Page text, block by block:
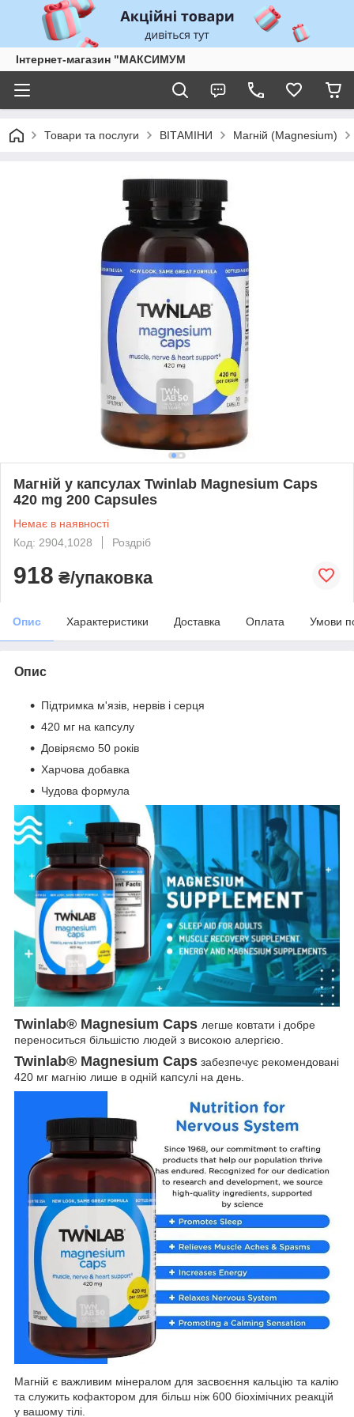
Інтернет-магазин "МАКСИМУМ
Товари та послуги ВІТАМІНИ Магній (Magnesium)
Магній у капсулах Twinlab Magnesium Caps
420 mg 200 Capsules
Немає в наявності
Код: 2904,1028
Роздріб
918 ₴/упаковка
Опис Характеристики Доставка Оплата Умови
Опис
Підтримка м'язів, нервів і серця
420 мг на капсулу
Довіряємо 50 років
Харчова добавка
Чудова формула
Twinlab® Magnesium Caps легше ковтати і добре
переноситься більшістю людей з високою алергією.
Twinlab® Magnesium Caps забезпечує рекомендовані
420 мг магнію лише в одній капсулі на день.
Магній є важливим мінералом для засвоєння кальцію та калію
та служить кофактором для більш ніж 600 біохімічних реакцій
у вашому тілі.